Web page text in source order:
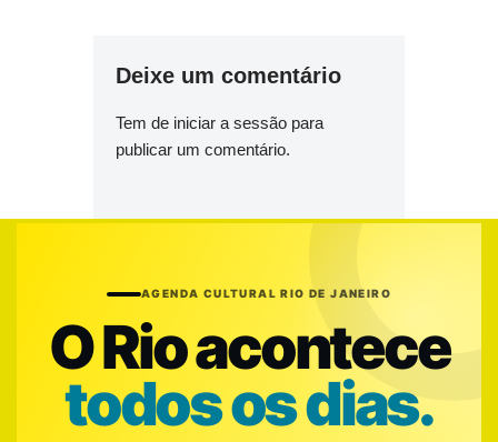
Deixe um comentário
Tem de iniciar a sessão para
publicar um comentário.
AGENDA CULTURAL RIO DE JANEIRO
O Rio acontece
todos os dias.